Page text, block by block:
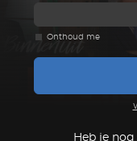
Onthoud me
Heb je